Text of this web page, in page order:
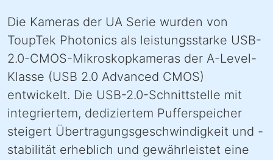
Die Kameras der UA Serie wurden von
ToupTek Photonics als leistungsstarke USB-
2.0-CMOS-Mikroskopkameras der A-Level-
Klasse (USB 2.0 Advanced CMOS)
entwickelt. Die USB-2.0-Schnittstelle mit
integriertem, dediziertem Pufferspeicher
steigert Übertragungsgeschwindigkeit und -
stabilität erheblich und gewährleistet eine